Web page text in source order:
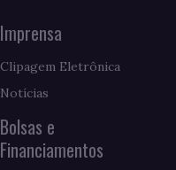
Imprensa
Clipagem Eletrônica
Notícias
Bolsas e
Financiamentos